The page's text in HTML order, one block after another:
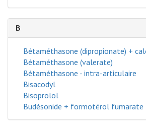
B
Bétaméthasone (dipropionate) +
Bétaméthasone (valerate)
Bétaméthasone - intra-articulaire
Bisacodyl
Bisoprolol
Budésonide + formotérol fumarate